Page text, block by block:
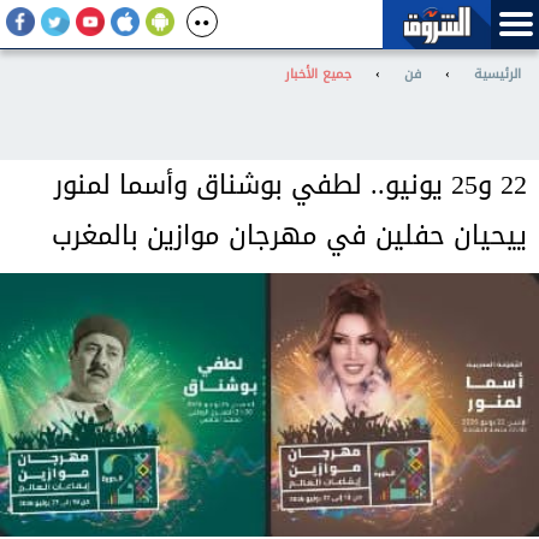
الرئيسية › فن › جميع الأخبار
22 و25 يونيو.. لطفي بوشناق وأسما لمنور
ييحيان حفلين في مهرجان موازين بالمغرب